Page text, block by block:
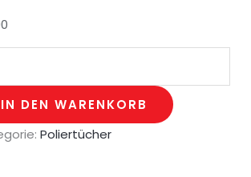
IN DEN WARENKORB
Poliertücher